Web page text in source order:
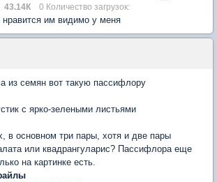
43.14К 0 Количество загрузок:
нравится им видимо у меня
из семян вот такую пассифлору
с ярко-зелеными листьями
в основном три пары, хотя и две пары
или квадрангуларис? Пассифлора еще
на картинке есть.